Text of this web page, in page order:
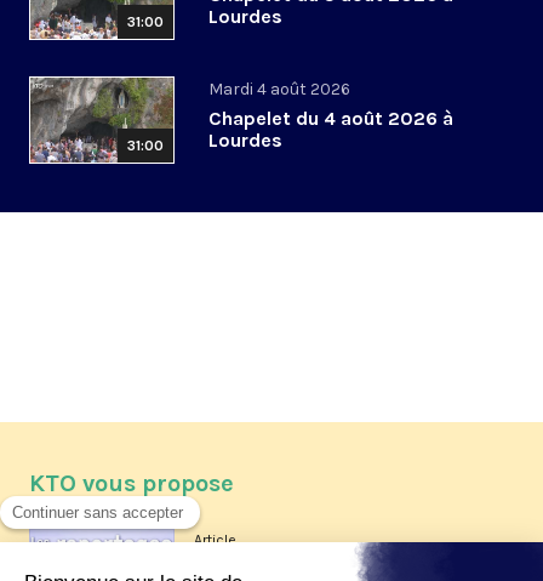
31:00
Lourdes
31:00
Mardi 4 août 2026
Chapelet du 4 août 2026 à
Lourdes
KTO vous propose
Article
Les reportages d'été 2026 de KTO